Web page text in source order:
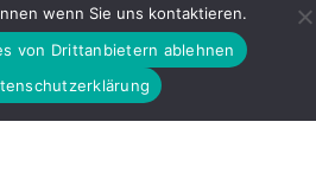
wenn Sie uns kontaktieren.
von Drittanbietern ablehnen